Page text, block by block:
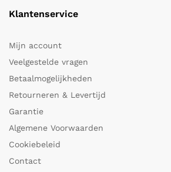
Klantenservice
Mijn account
Veelgestelde vragen
Betaalmogelijkheden
Retourneren & Levertijd
Garantie
Algemene Voorwaarden
Cookiebeleid
Contact